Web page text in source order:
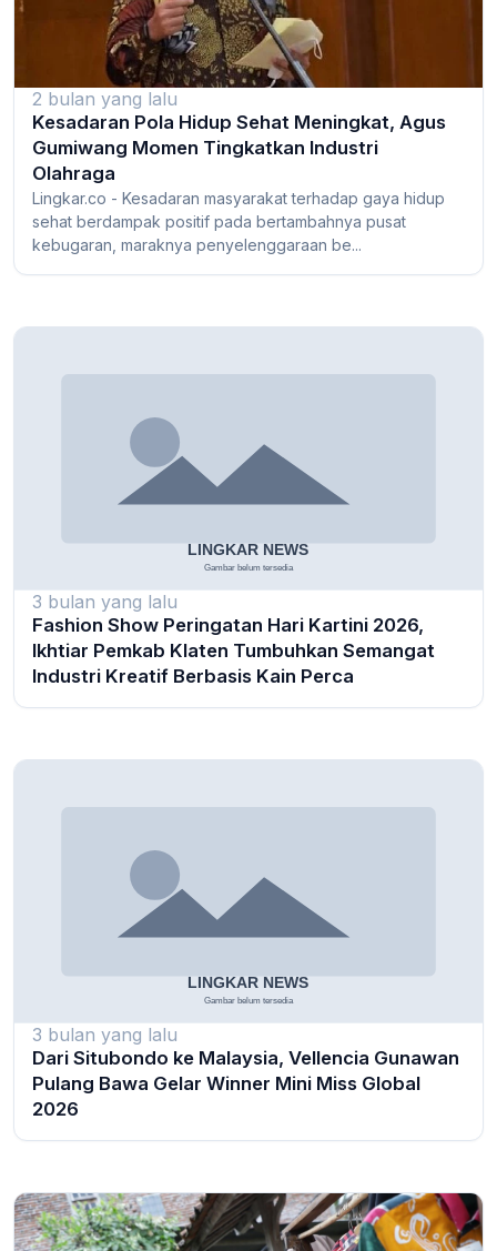
2 bulan yang lalu
Kesadaran Pola Hidup Sehat Meningkat, Agus
Gumiwang Momen Tingkatkan Industri
Olahraga
Lingkar.co - Kesadaran masyarakat terhadap gaya hidup
sehat berdampak positif pada bertambahnya pusat
kebugaran, maraknya penyelenggaraan be...
3 bulan yang lalu
Fashion Show Peringatan Hari Kartini 2026,
Ikhtiar Pemkab Klaten Tumbuhkan Semangat
Industri Kreatif Berbasis Kain Perca
3 bulan yang lalu
Dari Situbondo ke Malaysia, Vellencia Gunawan
Pulang Bawa Gelar Winner Mini Miss Global
2026